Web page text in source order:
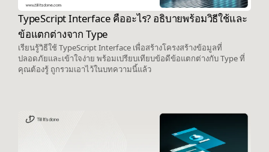
TypeScript Interface คืออะไร? อธิบายพร้อมวิธีใช้และ
ข้อแตกต่างจาก Type
เรียนรู้วิธีใช้ TypeScript Interface เพื่อสร้างโครงสร้างข้อมูลที่
ปลอดภัยและเข้าใจง่าย พร้อมเปรียบเทียบข้อดีข้อแตกต่างกับ Type ที่
คุณต้องรู้ ถูกรวมเอาไว้ในบทความนี้แล้ว